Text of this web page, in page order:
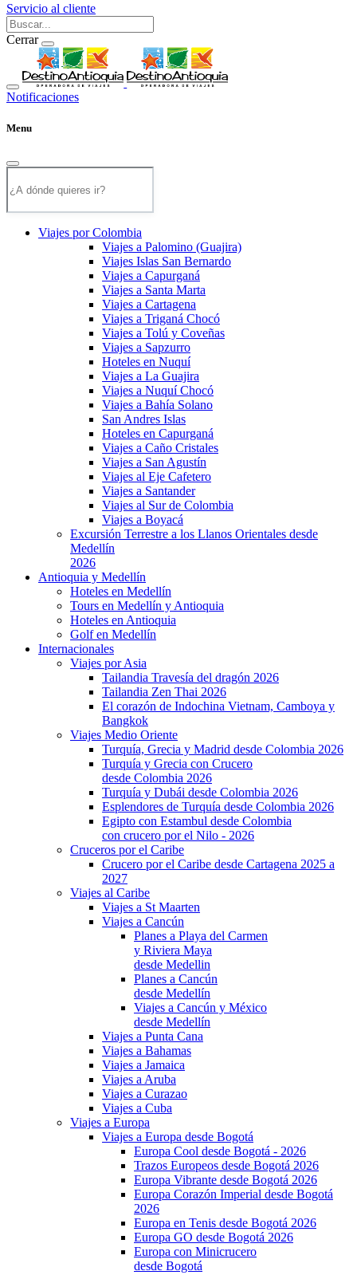
Servicio al cliente
Cerrar
Notificaciones
Menu
Viajes por Colombia
Viajes a Palomino (Guajira)
Viajes Islas San Bernardo
Viajes a Capurganá
Viajes a Santa Marta
Viajes a Cartagena
Viajes a Triganá Chocó
Viajes a Tolú y Coveñas
Viajes a Sapzurro
Hoteles en Nuquí
Viajes a La Guajira
Viajes a Nuquí Chocó
Viajes a Bahía Solano
San Andres Islas
Hoteles en Capurganá
Viajes a Caño Cristales
Viajes a San Agustín
Viajes al Eje Cafetero
Viajes a Santander
Viajes al Sur de Colombia
Viajes a Boyacá
Excursión Terrestre a los Llanos Orientales desde
Medellín
2026
Antioquia y Medellín
Hoteles en Medellín
Tours en Medellín y Antioquia
Hoteles en Antioquia
Golf en Medellín
Internacionales
Viajes por Asia
Tailandia Travesía del dragón 2026
Tailandia Zen Thai 2026
El corazón de Indochina Vietnam, Camboya y
Bangkok
Viajes Medio Oriente
Turquía, Grecia y Madrid desde Colombia 2026
Turquía y Grecia con Crucero
desde Colombia 2026
Turquía y Dubái desde Colombia 2026
Esplendores de Turquía desde Colombia 2026
Egipto con Estambul desde Colombia
con crucero por el Nilo - 2026
Cruceros por el Caribe
Crucero por el Caribe desde Cartagena 2025 a
2027
Viajes al Caribe
Viajes a St Maarten
Viajes a Cancún
Planes a Playa del Carmen
y Riviera Maya
desde Medellin
Planes a Cancún
desde Medellín
Viajes a Cancún y México
desde Medellín
Viajes a Punta Cana
Viajes a Bahamas
Viajes a Jamaica
Viajes a Aruba
Viajes a Curazao
Viajes a Cuba
Viajes a Europa
Viajes a Europa desde Bogotá
Europa Cool desde Bogotá - 2026
Trazos Europeos desde Bogotá 2026
Europa Vibrante desde Bogotá 2026
Europa Corazón Imperial desde Bogotá
2026
Europa en Tenis desde Bogotá 2026
Europa GO desde Bogotá 2026
Europa con Minicrucero
desde Bogotá